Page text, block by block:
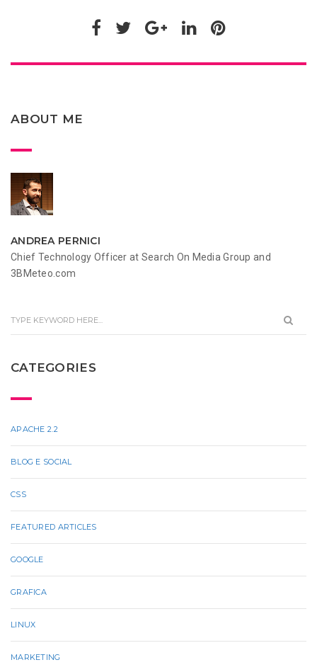
ABOUT ME
ANDREA PERNICI
Chief Technology Officer at Search On Media Group and
3BMeteo.com
CATEGORIES
APACHE 2.2
BLOG E SOCIAL
CSS
FEATURED ARTICLES
GOOGLE
GRAFICA
LINUX
MARKETING